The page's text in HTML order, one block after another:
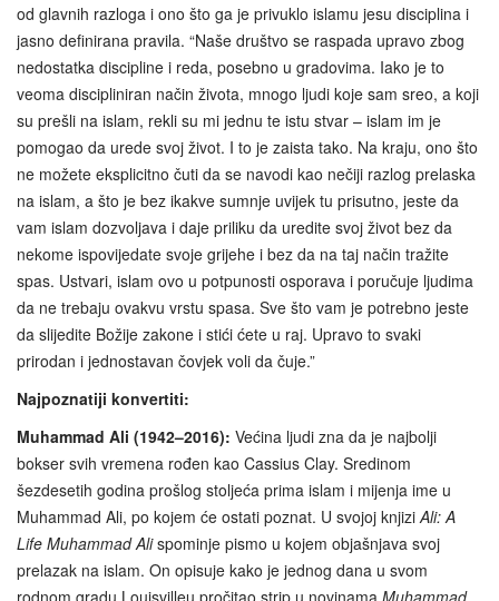
od glavnih razloga i ono što ga je privuklo islamu jesu disciplina i
jasno definirana pravila. “Naše društvo se raspada upravo zbog
nedostatka discipline i reda, posebno u gradovima. Iako je to
veoma discipliniran način života, mnogo ljudi koje sam sreo, a koji
su prešli na islam, rekli su mi jednu te istu stvar – islam im je
pomogao da urede svoj život. I to je zaista tako. Na kraju, ono što
ne možete eksplicitno čuti da se navodi kao nečiji razlog prelaska
na islam, a što je bez ikakve sumnje uvijek tu prisutno, jeste da
vam islam dozvoljava i daje priliku da uredite svoj život bez da
nekome ispovijedate svoje grijehe i bez da na taj način tražite
spas. Ustvari, islam ovo u potpunosti osporava i poručuje ljudima
da ne trebaju ovakvu vrstu spasa. Sve što vam je potrebno jeste
da slijedite Božije zakone i stići ćete u raj. Upravo to svaki
prirodan i jednostavan čovjek voli da čuje.”
Najpoznatiji konvertiti:
Muhammad Ali (1942–2016): Većina ljudi zna da je najbolji
bokser svih vremena rođen kao Cassius Clay. Sredinom
šezdesetih godina prošlog stoljeća prima islam i mijenja ime u
Muhammad Ali, po kojem će ostati poznat. U svojoj knjizi Ali: A
Life Muhammad Alispominje pismo u kojem objašnjava svoj
prelazak na islam. On opisuje kako je jednog dana u svom
rodnom gradu Louisvilleu pročitao strip u novinama Muhammad